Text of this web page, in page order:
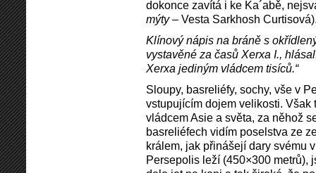
dokonce zavítá i ke Ka´abě,
mýty– Vesta Sarkhosh
Klínový nápis na bráně s
vystavěné za časů Xerxa I.,
Xerxa jediným vládcem tisíců.“
Sloupy, basreliéfy, sochy, vše v
vstupujícím dojem velikosti.
vládcem Asie a světa, za něhož
basreliéfech vidím poselstva ze
králem, jak přinášejí dary svému
Persepolis leží (450×300 metrů),